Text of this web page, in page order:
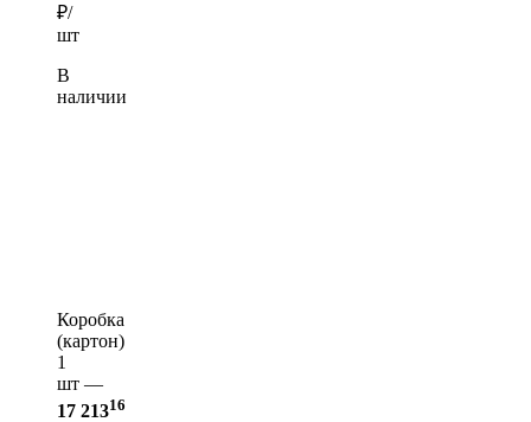
₽/
шт
В
наличии
Коробка
(картон)
1
шт —
17 21316